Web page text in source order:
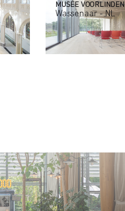
MUSÉE VOORLINDEN
Wassenaar - NL